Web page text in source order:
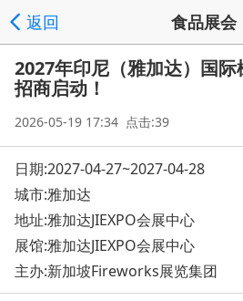
返回 食品展会
2027年印尼（雅加达）国
招商启动！
2026-05-19 17:34 点击:39
日期:2027-04-27~2027-04-28
城市:雅加达
地址:雅加达JIEXPO会展中心
展馆:雅加达JIEXPO会展中心
主办:新加坡Fireworks展览集团